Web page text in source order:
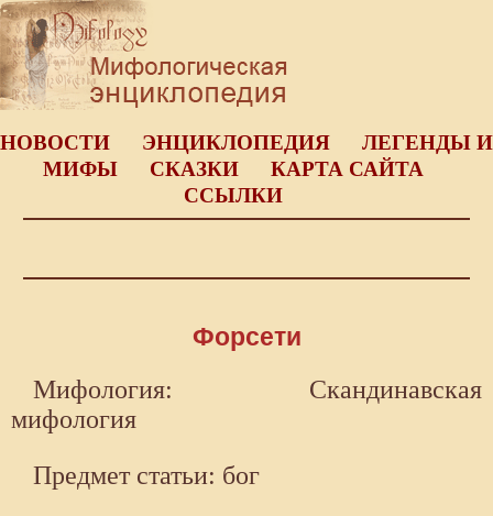
НОВОСТИ ЭНЦИКЛОПЕДИЯ
ЛЕГЕНДЫ И
МИФЫ
СКАЗКИ
КАРТА САЙТА
ССЫЛКИ
Форсети
Мифология: Скандинавская
мифология
Предмет статьи: бог